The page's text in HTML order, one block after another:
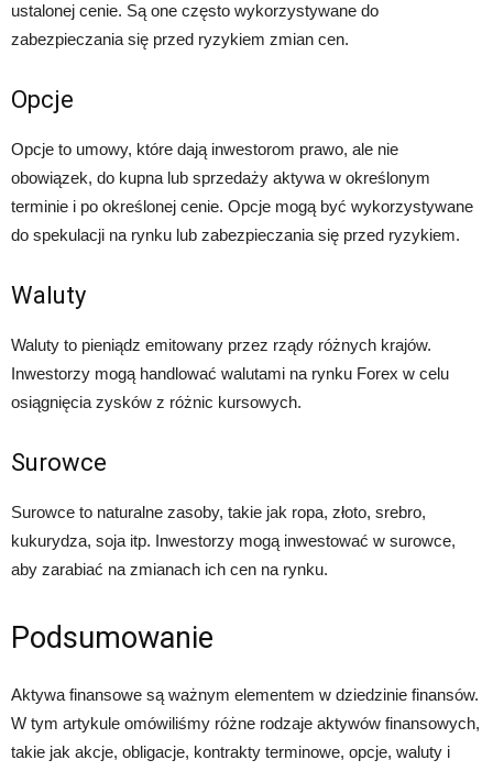
ustalonej cenie. Są one często wykorzystywane do
zabezpieczania się przed ryzykiem zmian cen.
Opcje
Opcje to umowy, które dają inwestorom prawo, ale nie
obowiązek, do kupna lub sprzedaży aktywa w określonym
terminie i po określonej cenie. Opcje mogą być wykorzystywane
do spekulacji na rynku lub zabezpieczania się przed ryzykiem.
Waluty
Waluty to pieniądz emitowany przez rządy różnych krajów.
Inwestorzy mogą handlować walutami na rynku Forex w celu
osiągnięcia zysków z różnic kursowych.
Surowce
Surowce to naturalne zasoby, takie jak ropa, złoto, srebro,
kukurydza, soja itp. Inwestorzy mogą inwestować w surowce,
aby zarabiać na zmianach ich cen na rynku.
Podsumowanie
Aktywa finansowe są ważnym elementem w dziedzinie finansów.
W tym artykule omówiliśmy różne rodzaje aktywów finansowych,
takie jak akcje, obligacje, kontrakty terminowe, opcje, waluty i